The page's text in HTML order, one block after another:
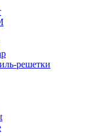
решетки